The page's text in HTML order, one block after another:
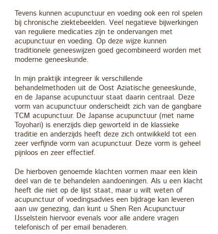
Tevens kunnen acupunctuur en voeding ook een rol spelen
bij chronische ziektebeelden. Veel negatieve bijwerkingen
van reguliere medicaties zijn te ondervangen met
acupunctuur en voeding. Op deze wijze kunnen
traditionele geneeswijzen goed gecombineerd worden met
moderne geneeskunde.
In mijn praktijk integreer ik verschillende
behandelmethoden uit de Oost Aziatische geneeskunde,
en de Japanse acupunctuur staat daarin centraal. Deze
vorm van acupunctuur onderscheidt zich van de gangbare
TCM acupunctuur. De Japanse acupunctuur (met name
Toyohari) is enerzijds diep geworteld in de klassieke
traditie en anderzijds heeft deze zich ontwikkeld tot een
zeer verfijnde vorm van acupunctuur. Deze vorm is geheel
pijnloos en zeer effectief.
De hierboven genoemde klachten vormen maar een klein
deel van de te behandelen aandoeningen. Als u een klacht
heeft die niet op de lijst staat, maar u wilt weten of
acupunctuur of voedingsadvies een bijdrage kan leveren
aan uw genezing, dan kunt u Shen Ren Acupunctuur
IJsselstein hiervoor evenals voor alle andere vragen
telefonisch of per email benaderen.